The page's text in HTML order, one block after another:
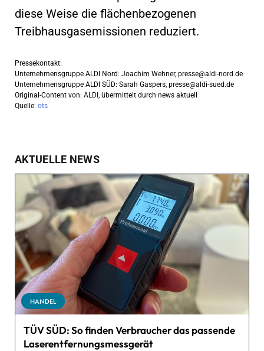
diese Weise die flächenbezogenen
Treibhausgasemissionen reduziert.
Pressekontakt:
Unternehmensgruppe ALDI Nord: Joachim Wehner, presse@aldi-nord.de
Unternehmensgruppe ALDI SÜD: Sarah Gaspers, presse@aldi-sued.de
Original-Content von: ALDI, übermittelt durch news aktuell
Quelle: ots
AKTUELLE NEWS
HANDEL
TÜV SÜD: So finden Verbraucher das passende
Laserentfernungsmessgerät